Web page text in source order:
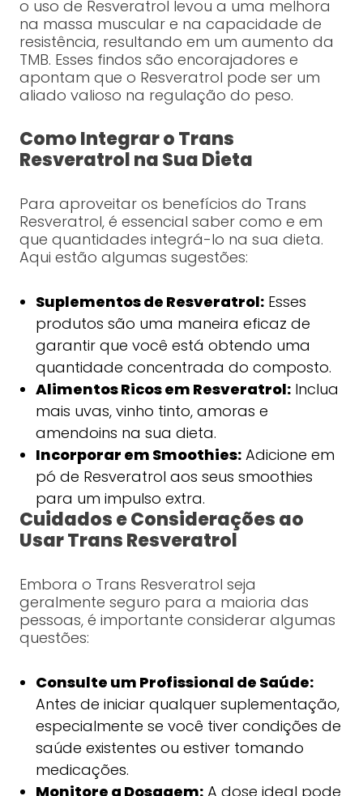
o uso de Resveratrol levou a uma melhora
na massa muscular e na capacidade de
resistência, resultando em um aumento da
TMB. Esses findos são encorajadores e
apontam que o Resveratrol pode ser um
aliado valioso na regulação do peso.
Como Integrar o Trans
Resveratrol na Sua Dieta
Para aproveitar os benefícios do Trans
Resveratrol, é essencial saber como e em
que quantidades integrá-lo na sua dieta.
Aqui estão algumas sugestões:
Suplementos de Resveratrol:Esses
produtos são uma maneira eficaz de
garantir que você está obtendo uma
quantidade concentrada do composto.
Alimentos Ricos em Resveratrol:Inclua
mais uvas, vinho tinto, amoras e
amendoins na sua dieta.
Incorporar em Smoothies:Adicione em
pó de Resveratrol aos seus smoothies
para um impulso extra.
Cuidados e Considerações ao
Usar Trans Resveratrol
Embora o Trans Resveratrol seja
geralmente seguro para a maioria das
pessoas, é importante considerar algumas
questões:
Consulte um Profissional de Saúde:
Antes de iniciar qualquer suplementação,
especialmente se você tiver condições de
saúde existentes ou estiver tomando
medicações.
Monitore a Dosagem:A dose ideal pode